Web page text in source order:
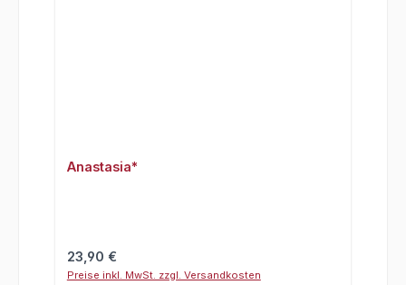
Anastasia*
Regulärer Preis:
23,90 €
Preise inkl. MwSt. zzgl. Versandkosten